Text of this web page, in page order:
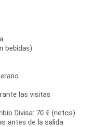
bebidas)
las visitas
Divisa: 70 € (netos)
antes de la salida